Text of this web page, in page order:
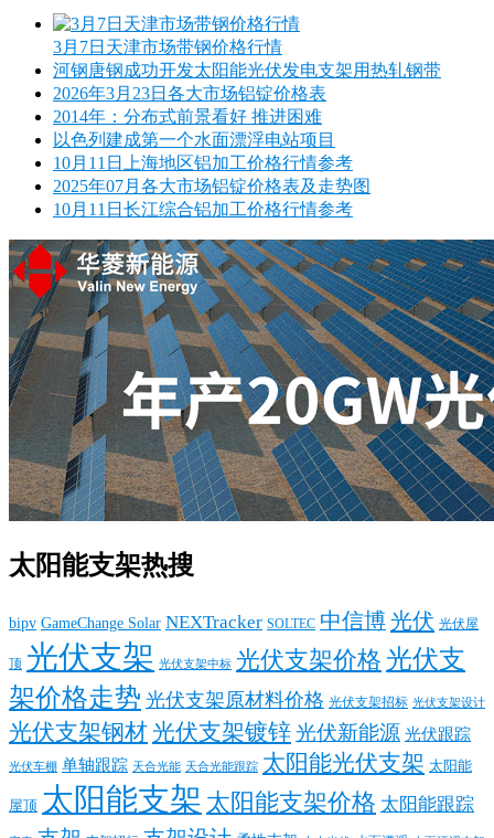
3月7日天津市场带钢价格行情
河钢唐钢成功开发太阳能光伏发电支架用热轧钢带
2026年3月23日各大市场铝锭价格表
2014年：分布式前景看好 推进困难
以色列建成第一个水面漂浮电站项目
10月11日上海地区铝加工价格行情参考
2025年07月各大市场铝锭价格表及走势图
10月11日长江综合铝加工价格行情参考
太阳能支架热搜
bipv GameChange Solar NEXTracker SOLTEC 中信博光伏 光伏屋
顶 光伏支架 光伏支架中标 光伏支架价格 光伏支
架价格走势 光伏支架原材料价格 光伏支架招标 光伏支架设计
光伏支架钢材光伏支架镀锌光伏新能源 光伏跟踪
光伏车棚 单轴跟踪 天合光能 天合光能跟踪 太阳能光伏支架 太阳能
屋顶 太阳能支架 太阳能支架价格 太阳能跟踪